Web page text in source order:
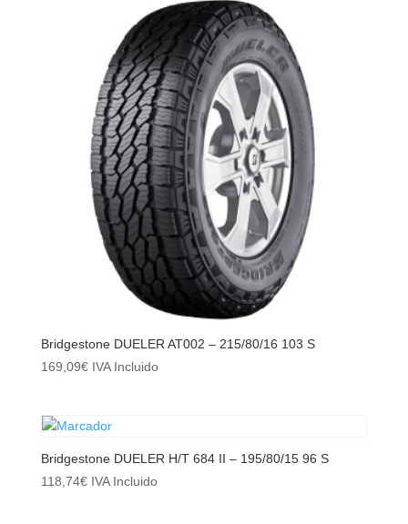
Bridgestone DUELER AT002 – 215/80/16 103 S
169,09€ IVA Incluido
Bridgestone DUELER H/T 684 II – 195/80/15 96 S
118,74€ IVA Incluido